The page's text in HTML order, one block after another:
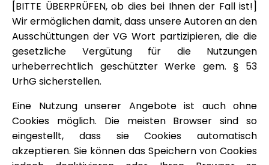
[BITTE ÜBERPRÜFEN, ob dies bei Ihnen der Fall ist!]
Wir ermöglichen damit, dass unsere Autoren an den
Ausschüttungen der VG Wort partizipieren, die die
gesetzliche Vergütung für die Nutzungen
urheberrechtlich geschützter Werke gem. § 53
UrhG sicherstellen.
Eine Nutzung unserer Angebote ist auch ohne
Cookies möglich. Die meisten Browser sind so
eingestellt, dass sie Cookies automatisch
akzeptieren. Sie können das Speichern von Cookies